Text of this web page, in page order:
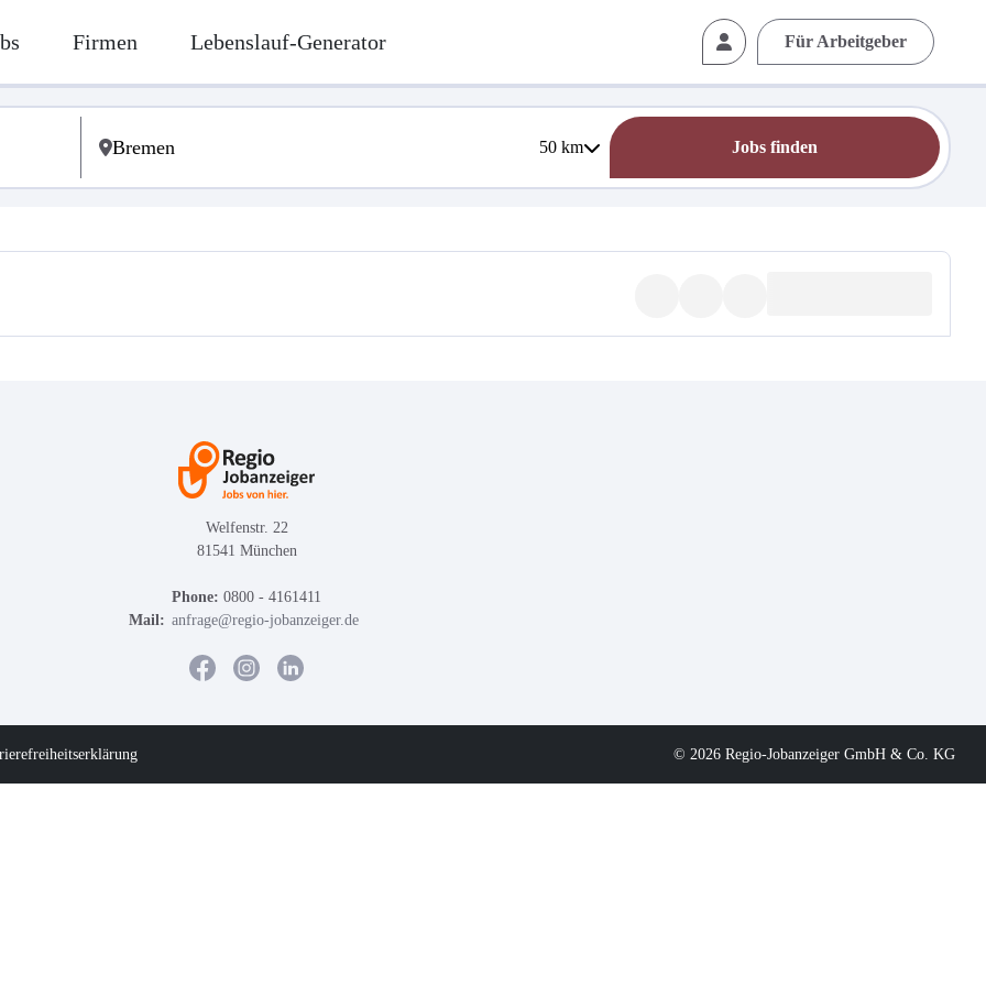
Firmen Lebenslauf-Generator Für Arbeitgeber
50km Jobs finden
Welfenstr. 22
81541 München
Phone: 0800 - 4161411
Mail: anfrage@regio-jobanzeiger.de
© 2026 Regio-Jobanzeiger GmbH & Co. KG